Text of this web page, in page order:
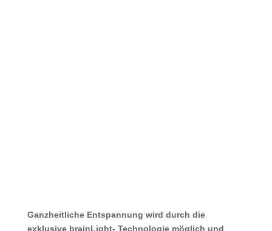
Ganzheitliche Entspannung wird durch die
exklusive brainLight- Technologie möglich und